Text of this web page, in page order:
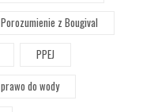
Porozumienie z Bougival
PPEJ
prawo do wody